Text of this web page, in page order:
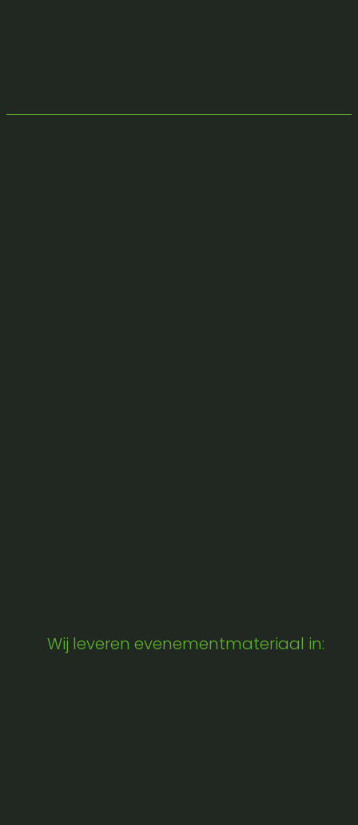
Wij leveren evenementmateriaal in: